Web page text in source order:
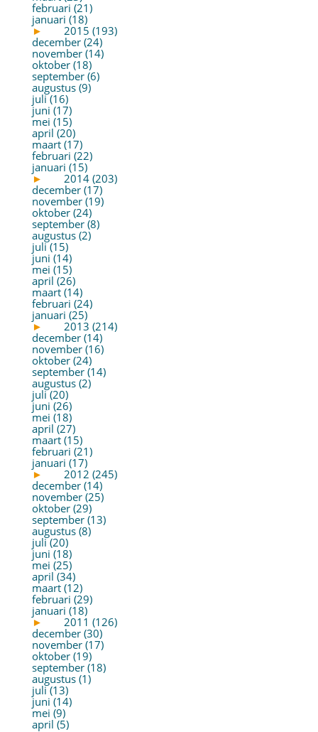
februari (21)
januari (18)
►
2015 (193)
december (24)
november (14)
oktober (18)
september (6)
augustus (9)
juli (16)
juni (17)
mei (15)
april (20)
maart (17)
februari (22)
januari (15)
►
2014 (203)
december (17)
november (19)
oktober (24)
september (8)
augustus (2)
juli (15)
juni (14)
mei (15)
april (26)
maart (14)
februari (24)
januari (25)
►
2013 (214)
december (14)
november (16)
oktober (24)
september (14)
augustus (2)
juli (20)
juni (26)
mei (18)
april (27)
maart (15)
februari (21)
januari (17)
►
2012 (245)
december (14)
november (25)
oktober (29)
september (13)
augustus (8)
juli (20)
juni (18)
mei (25)
april (34)
maart (12)
februari (29)
januari (18)
►
2011 (126)
december (30)
november (17)
oktober (19)
september (18)
augustus (1)
juli (13)
juni (14)
mei (9)
april (5)